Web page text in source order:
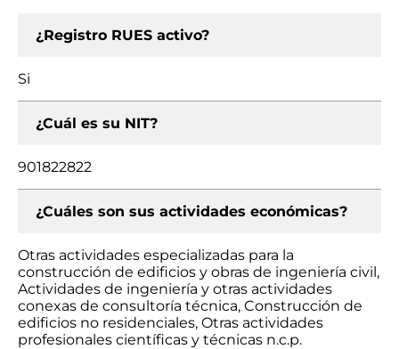
¿Registro RUES activo?
Si
¿Cuál es su NIT?
901822822
¿Cuáles son sus actividades económicas?
Otras actividades especializadas para la
construcción de edificios y obras de ingeniería civil,
Actividades de ingeniería y otras actividades
conexas de consultoría técnica, Construcción de
edificios no residenciales, Otras actividades
profesionales científicas y técnicas n.c.p.